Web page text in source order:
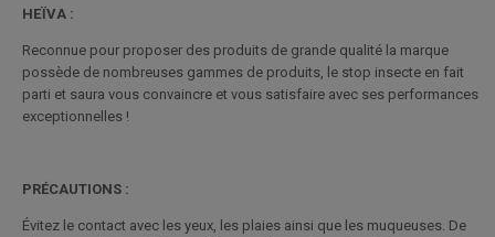
HEÏVA :
Reconnue pour proposer des produits de grande qualité la marque
possède de nombreuses gammes de produits, le stop insecte en fait
parti et saura vous convaincre et vous satisfaire avec ses performances
exceptionnelles !
PRÉCAUTIONS :
Évitez le contact avec les yeux, les plaies ainsi que les muqueuses. De